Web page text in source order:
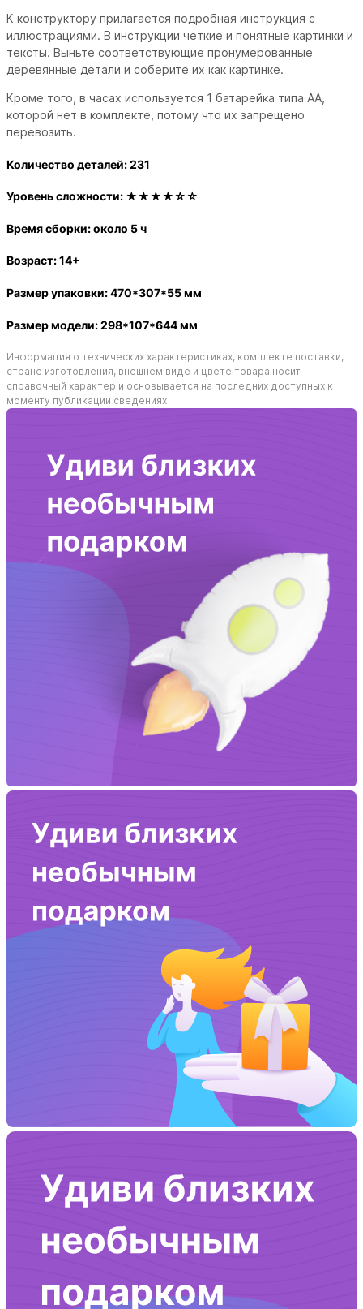
К конструктору прилагается подробная инструкция с
иллюстрациями. В инструкции четкие и понятные картинки и
тексты. Выньте соответствующие пронумерованные
деревянные детали и соберите их как картинке.
Кроме того, в часах используется 1 батарейка типа АА,
которой нет в комплекте, потому что их запрещено
перевозить.
Количество деталей: 231
Уровень сложности: ★★★★☆☆
Время сборки: около 5 ч
Возраст: 14+
Размер упаковки: 470*307*55 мм
Размер модели: 298*107*644 мм
Информация о технических характеристиках, комплекте поставки,
стране изготовления, внешнем виде и цвете товара носит
справочный характер и основывается на последних доступных к
моменту публикации сведениях